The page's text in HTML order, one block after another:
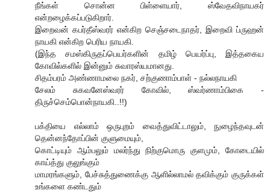
நீங்கள் சொன்ன பிள்ளையார், ஸ்வேதவிநாயகர்
என்றழைக்கப்படுகிறார்.
இறைவன் கபர்தீஸ்வரர் என்கிற செஞ்சடைநாதர், இறைவி ப்ருஹன்
நாயகி என்கிற பெரிய நாயகி.
(இந்த சமஸ்கிருதப்பெயர்களின் தமிழ் பெயர்ப்பு, இத்தகைய
கோவில்களில் இன்னும் சுவாரஸ்யமானது.
சிதம்பரம் அண்ணாமலை நகர், சற்குணாம்பாள் - நல்லநாயகி
சேலம் சுகவனேஸ்வரர் கோவில், ஸ்வர்ணாம்பிகை -
திருச்செம்பொன்நாயகி..!!)
பக்தியை எல்லாம் ஒருபுறம் வைத்துவிட்டாலும், நுழைந்தவுடன்
தென்னந்தோப்பின் குளுமையும்,
கொட்டியும் ஆம்பலும் மலர்ந்து நிற்குமொரு குளமும், கோடையில்
காய்த்து குலுங்கும்
மாமரங்களும், பேச்சுத்துணைக்கு ஆளில்லாமல் தவிக்கும் குருக்கள்
உங்களை கண்டதும்